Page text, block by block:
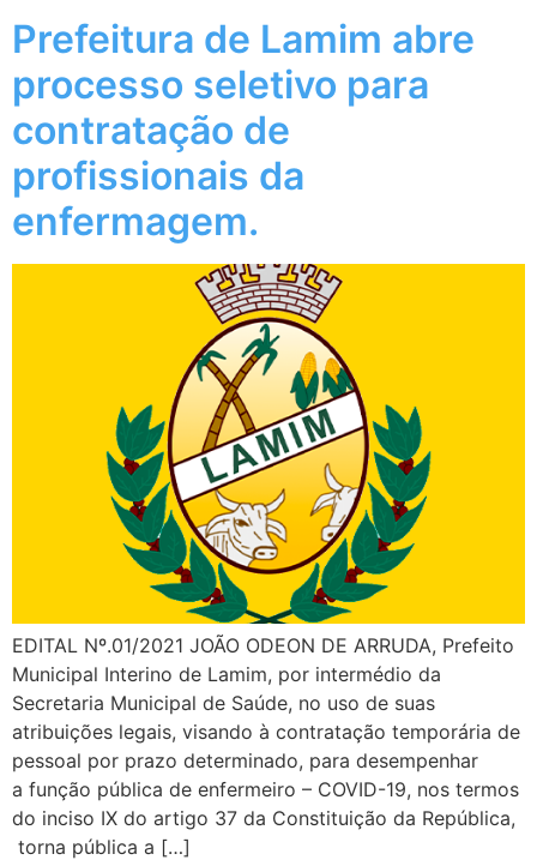
Prefeitura de Lamim abre
processo seletivo para
contratação de
profissionais da
enfermagem.
EDITAL Nº.01/2021 JOÃO ODEON DE ARRUDA, Prefeito
Municipal Interino de Lamim, por intermédio da
Secretaria Municipal de Saúde, no uso de suas
atribuições legais, visando à contratação temporária de
pessoal por prazo determinado, para desempenhar
a função pública de enfermeiro – COVID-19, nos termos
do inciso IX do artigo 37 da Constituição da República,
torna pública a […]